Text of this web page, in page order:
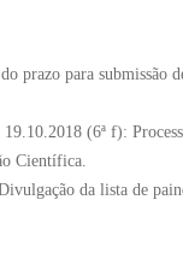
prazo para submissão
(6ª f):
Científica.
da lista de